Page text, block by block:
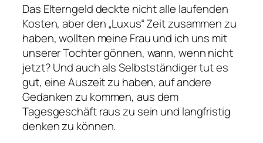
Das Elterngeld deckte nicht alle laufenden
Kosten, aber den „Luxus“ Zeit zusammen zu
haben, wollten meine Frau und ich uns mit
unserer Tochter gönnen, wann, wenn nicht
jetzt? Und auch als Selbstständiger tut es
gut, eine Auszeit zu haben, auf andere
Gedanken zu kommen, aus dem
Tagesgeschäft raus zu sein und langfristig
denken zu können.